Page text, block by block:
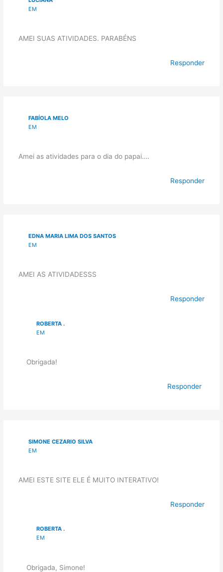
EM
AMEI SUAS ATIVIDADES. PARABÉNS
Responder
FABÍOLA MELO
EM
Amei as atividades para o dia do papai….
Responder
EDNA MARIA LIMA DOS SANTOS
EM
AMEI AS ATIVIDADESSS
Responder
ROBERTA .
EM
Obrigada!
Responder
SIMONE CEZARIO SILVA
EM
AMEI ESTE SITE ELE É MUITO INTERATIVO!
Responder
ROBERTA .
EM
Obrigada, Simone!